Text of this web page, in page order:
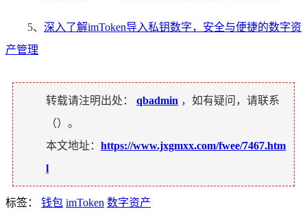
5、 深入了解imToken导入私钥数字，安全与便捷的数字资
产管理
转载请注明出处： qbadmin ，如有疑问，请联系
（）。
本文地址： https://www.jxgmxx.com/fwee/7467.htm
l
标签： 钱包 imToken 数字资产